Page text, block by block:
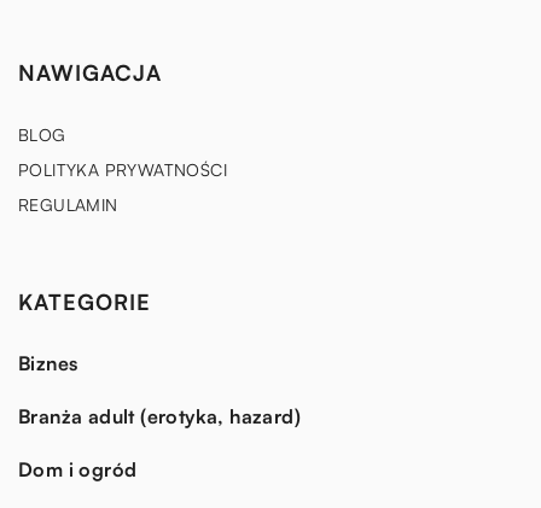
NAWIGACJA
BLOG
POLITYKA PRYWATNOŚCI
REGULAMIN
KATEGORIE
Biznes
Branża adult (erotyka, hazard)
Dom i ogród